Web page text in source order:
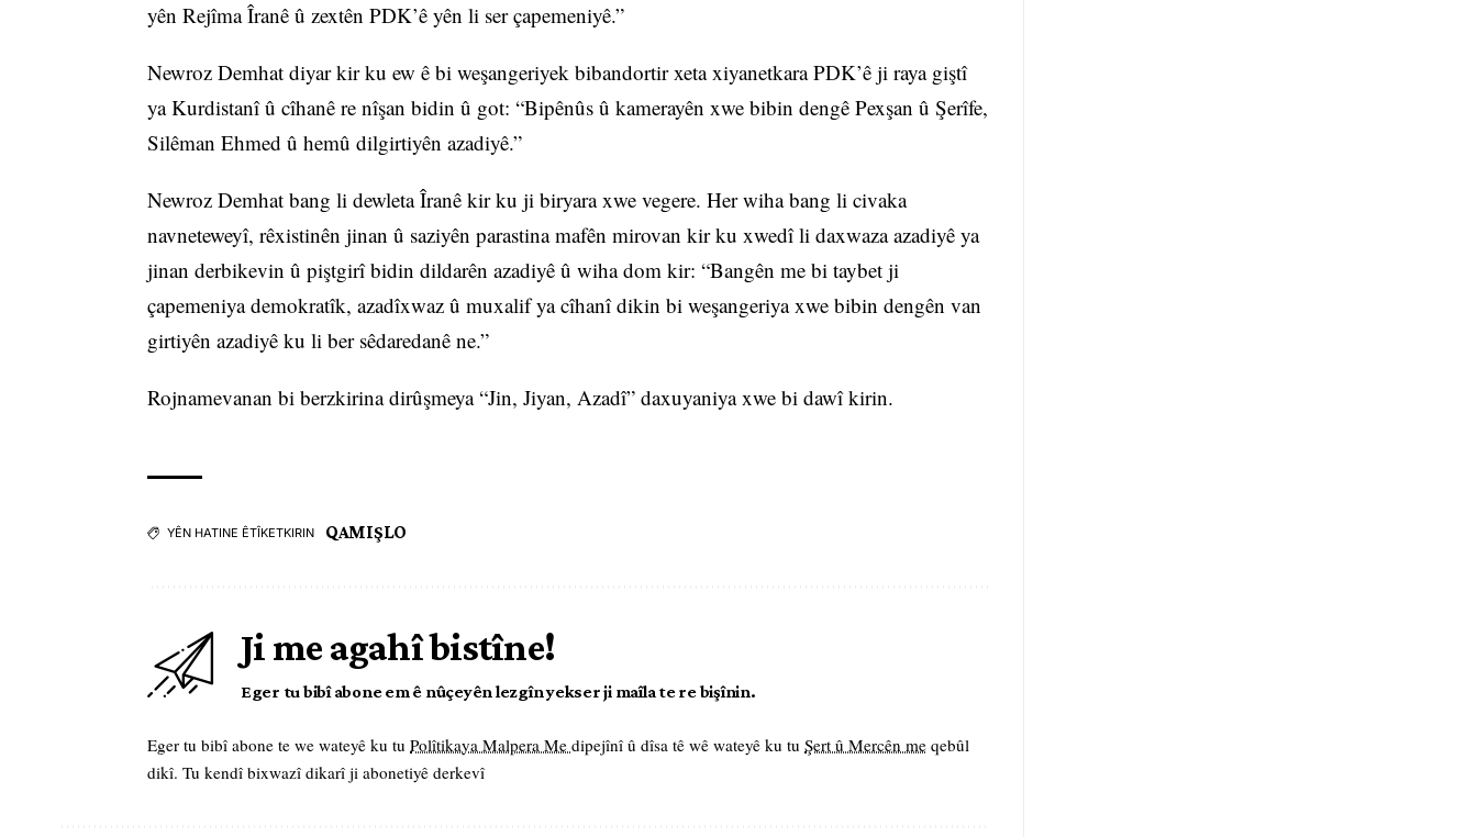
yên Rejîma Îranê û zextên PDK’ê yên li ser çapemeniyê.”
Newroz Demhat diyar kir ku ew ê bi weşangeriyek bibandortir xeta xiyanetkara PDK’ê ji raya giştî
ya Kurdistanî û cîhanê re nîşan bidin û got: “Bipênûs û kamerayên xwe bibin dengê Pexşan û Şerîfe,
Silêman Ehmed û hemû dilgirtiyên azadiyê.”
Newroz Demhat bang li dewleta Îranê kir ku ji biryara xwe vegere. Her wiha bang li civaka
navneteweyî, rêxistinên jinan û saziyên parastina mafên mirovan kir ku xwedî li daxwaza azadiyê ya
jinan derbikevin û piştgirî bidin dildarên azadiyê û wiha dom kir: “Bangên me bi taybet ji
çapemeniya demokratîk, azadîxwaz û muxalif ya cîhanî dikin bi weşangeriya xwe bibin dengên van
girtiyên azadiyê ku li ber sêdaredanê ne.”
Rojnamevanan bi berzkirina dirûşmeya “Jin, Jiyan, Azadî” daxuyaniya xwe bi dawî kirin.
YÊN HATINE ÊTÎKETKIRIN QAMIŞLO
Ji me agahî bistîne!
Eger tu bibî abone em ê nûçeyên lezgîn yekser ji maîla te re bişînin.
Eger tu bibî abone te we wateyê ku tu Polîtikaya Malpera Me dipejînî û dîsa tê wê wateyê ku tu Şert û Mercên me qebûl
dikî. Tu kendî bixwazî dikarî ji abonetiyê derkevî